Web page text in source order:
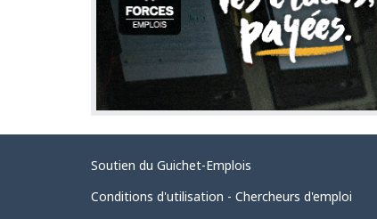
Liens
connexes
Soutien du Guichet-Emplois
Conditions d'utilisation - Chercheurs d'emploi